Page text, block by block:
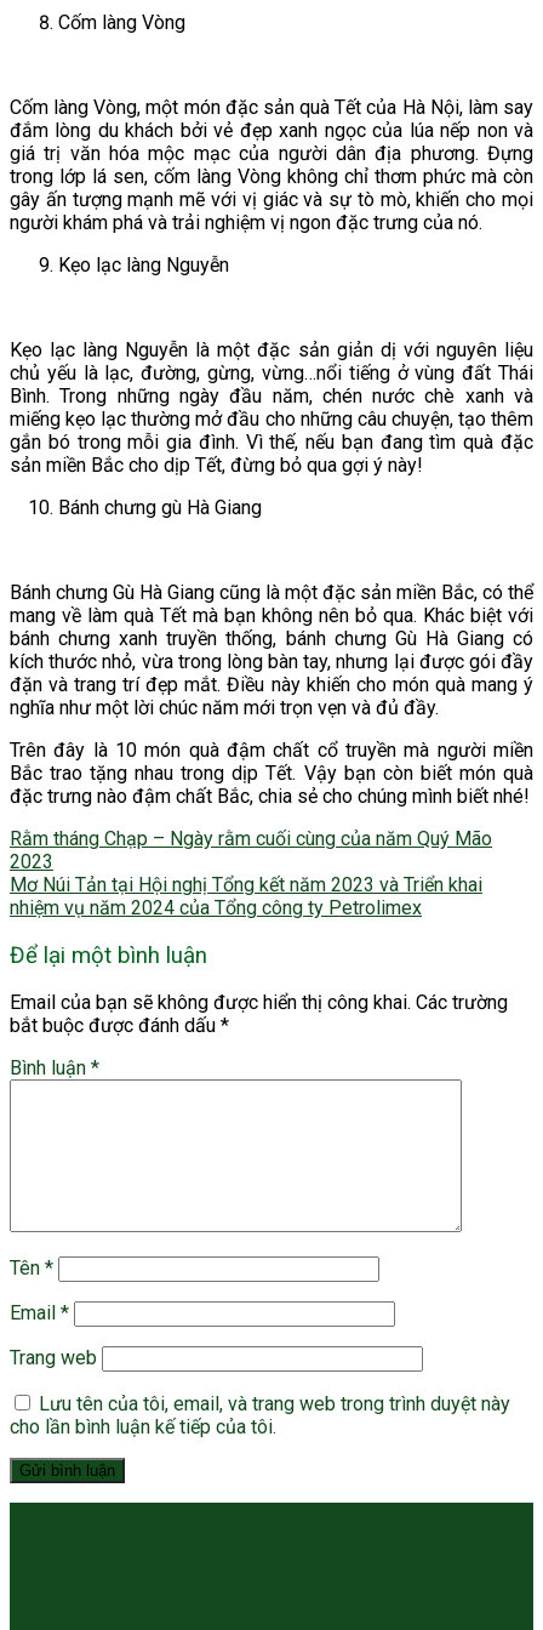
Cốm làng Vòng
Cốm làng Vòng, một món đặc sản quà Tết của Hà Nội, làm say
đắm lòng du khách bởi vẻ đẹp xanh ngọc của lúa nếp non và
giá trị văn hóa mộc mạc của người dân địa phương. Đựng
trong lớp lá sen, cốm làng Vòng không chỉ thơm phức mà còn
gây ấn tượng mạnh mẽ với vị giác và sự tò mò, khiến cho mọi
người khám phá và trải nghiệm vị ngon đặc trưng của nó.
Kẹo lạc làng Nguyễn
Kẹo lạc làng Nguyễn là một đặc sản giản dị với nguyên liệu
chủ yếu là lạc, đường, gừng, vừng…nổi tiếng ở vùng đất Thái
Bình. Trong những ngày đầu năm, chén nước chè xanh và
miếng kẹo lạc thường mở đầu cho những câu chuyện, tạo thêm
gắn bó trong mỗi gia đình. Vì thế, nếu bạn đang tìm quà đặc
sản miền Bắc cho dịp Tết, đừng bỏ qua gợi ý này!
Bánh chưng gù Hà Giang
Bánh chưng Gù Hà Giang cũng là một đặc sản miền Bắc, có thể
mang về làm quà Tết mà bạn không nên bỏ qua. Khác biệt với
bánh chưng xanh truyền thống, bánh chưng Gù Hà Giang có
kích thước nhỏ, vừa trong lòng bàn tay, nhưng lại được gói đầy
đặn và trang trí đẹp mắt. Điều này khiến cho món quà mang ý
nghĩa như một lời chúc năm mới trọn vẹn và đủ đầy.
Trên đây là 10 món quà đậm chất cổ truyền mà người miền
Bắc trao tặng nhau trong dịp Tết. Vậy bạn còn biết món quà
đặc trưng nào đậm chất Bắc, chia sẻ cho chúng mình biết nhé!
Rằm tháng Chạp – Ngày rằm cuối cùng của năm Quý Mão
2023
Mơ Núi Tản tại Hội nghị Tổng kết năm 2023 và Triển khai
nhiệm vụ năm 2024 của Tổng công ty Petrolimex
Để lại một bình luận
Email của bạn sẽ không được hiển thị công khai. Các trường
bắt buộc được đánh dấu *
Bình luận *
Tên *
Email *
Trang web
Lưu tên của tôi, email, và trang web trong trình duyệt này
cho lần bình luận kế tiếp của tôi.